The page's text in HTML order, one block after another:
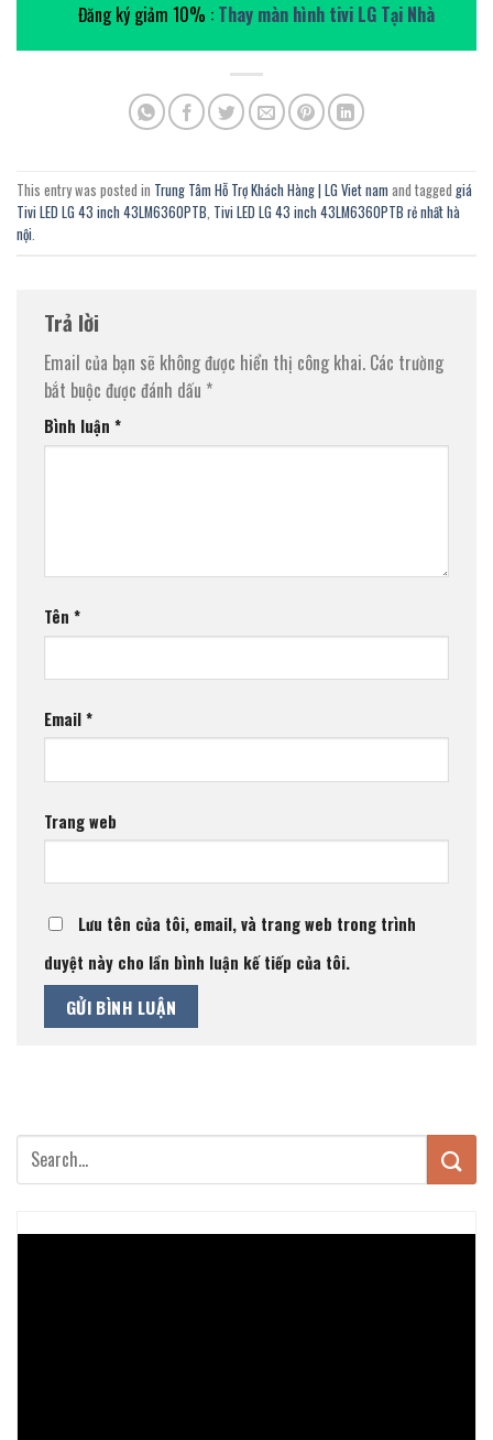
Đăng ký giảm 10% : Thay màn hình tivi LG Tại Nhà
This entry was posted in Trung Tâm Hỗ Trợ Khách Hàng | LG Viet nam and tagged giá
Tivi LED LG 43 inch 43LM6360PTB, Tivi LED LG 43 inch 43LM6360PTB rẻ nhất hà
nội.
Trả lời
Email của bạn sẽ không được hiển thị công khai. Các trường
bắt buộc được đánh dấu *
Bình luận *
Tên *
Email*
Trang web
Lưu tên của tôi, email, và trang web trong trình
duyệt này cho lần bình luận kế tiếp của tôi.